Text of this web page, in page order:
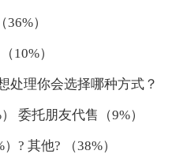
）
10%）
处理你会选择哪种方式？
委托朋友代售（9%）
? 其他? （38%）